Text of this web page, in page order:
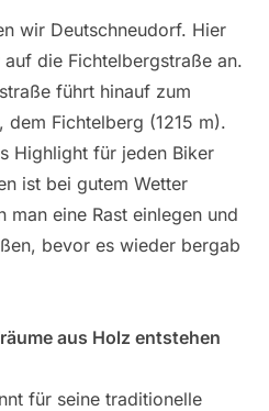
wir Deutschneudorf. Hier
die Fichtelbergstraße an.
führt hinauf zum
dem Fichtelberg (1215 m).
Highlight für jeden Biker
ist bei gutem Wetter
eine Rast einlegen und
bevor es wieder bergab
aus Holz entstehen
für seine traditionelle